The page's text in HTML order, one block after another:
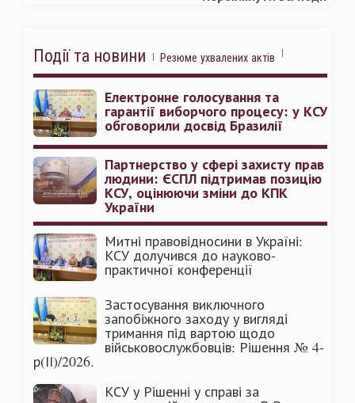
Події та новини Резюме ухвалених актів
Електронне голосування та
гарантії виборчого процесу: у КСУ
обговорили досвід Бразилії
Партнерство у сфері захисту прав
людини: ЄСПЛ підтримав позицію
КСУ, оцінюючи зміни до КПК
України
Митні правовідносини в Україні:
КСУ долучився до науково-
практичної конференції
Застосування виключного
запобіжного заходу у вигляді
тримання під вартою щодо
військовослужбовців: Рішення № 4-
р(ІІ)/2026.
КСУ у Рішенні у справі за